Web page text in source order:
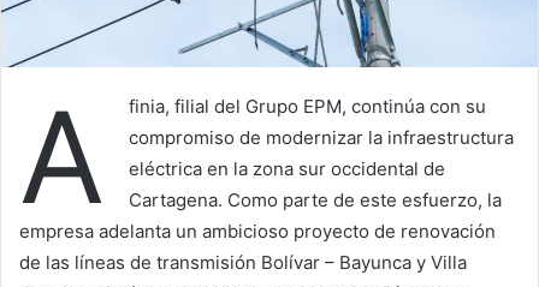
A
finia, filial del Grupo EPM, continúa con su
compromiso de modernizar la infraestructura
eléctrica en la zona sur occidental de
Cartagena. Como parte de este esfuerzo, la
empresa adelanta un ambicioso proyecto de renovación
de las líneas de transmisión Bolívar – Bayunca y Villa